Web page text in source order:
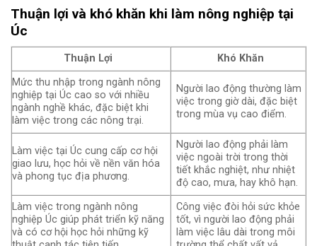
Thuận lợi và khó khăn khi làm nông nghiệp tại
Úc
Thuận Lợi
Khó Khăn
Mức thu nhập trong ngành nông
nghiệp tại Úc cao so với nhiều
ngành nghề khác, đặc biệt khi
làm việc trong các nông trại.
Người lao động thường làm
việc trong giờ dài, đặc biệt
trong mùa vụ cao điểm.
Làm việc tại Úc cung cấp cơ hội
giao lưu, học hỏi về nền văn hóa
và phong tục địa phương.
Người lao động phải làm
việc ngoài trời trong thời
tiết khắc nghiệt, như nhiệt
độ cao, mưa, hay khô hạn.
Làm việc trong ngành nông
nghiệp Úc giúp phát triển kỹ năng
và có cơ hội học hỏi những kỹ
Công việc đòi hỏi sức khỏe
tốt, vì người lao động phải
làm việc lâu dài trong môi